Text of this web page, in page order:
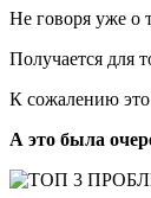
Не говоря уже о
Получается для
К сожалению
А это была